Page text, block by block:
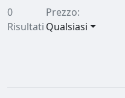
0
Risultati
Prezzo:
Qualsiasi